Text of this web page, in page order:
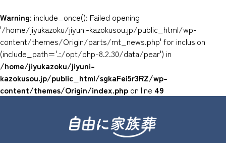
Warning: include_once(): Failed opening
'/home/jiyukazoku/jiyuni-kazokusou.jp/public_html/wp-
content/themes/Origin/parts/mt_news.php' for inclusion
(include_path='.:/opt/php-8.2.30/data/pear') in
/home/jiyukazoku/jiyuni-
kazokusou.jp/public_html/sgkaFei5r3RZ/wp-
content/themes/Origin/index.php on line 49